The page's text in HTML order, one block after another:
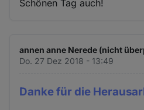
Schönen Tag auch!
annen anne Nerede (nicht
Do. 27 Dez 2018 - 13:49
Danke für die